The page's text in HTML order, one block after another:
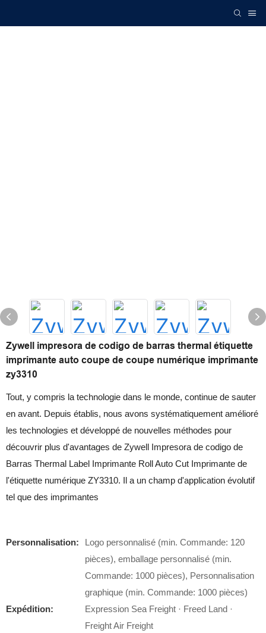
Zywell impresora de codigo de barras thermal étiquette
imprimante auto coupe de coupe numérique imprimante
zy3310
Tout, y compris la technologie dans le monde, continue de sauter
en avant. Depuis établis, nous avons systématiquement amélioré
les technologies et développé de nouvelles méthodes pour
découvrir plus d'avantages de Zywell Impresora de codigo de
Barras Thermal Label Imprimante Roll Auto Cut Imprimante de
l'étiquette numérique ZY3310. Il a un champ d'application évolutif
tel que des imprimantes
Personnalisation:
Logo personnalisé (min. Commande: 120
pièces), emballage personnalisé (min.
Commande: 1000 pièces), Personnalisation
graphique (min. Commande: 1000 pièces)
Expédition:
Expression Sea Freight · Freed Land ·
Freight Air Freight